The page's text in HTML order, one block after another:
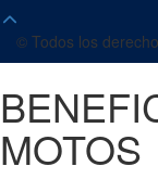
© Todos los
MOTOS